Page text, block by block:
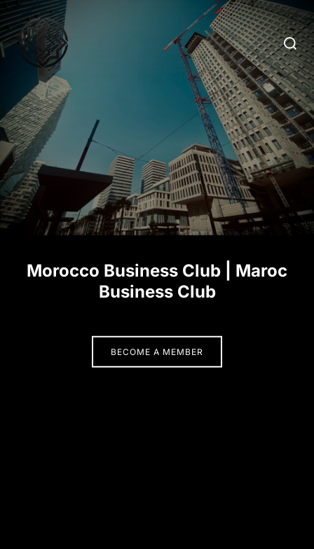
Aller
au
contenu
Morocco Business Club | Maroc
Business Club
BECOME A MEMBER